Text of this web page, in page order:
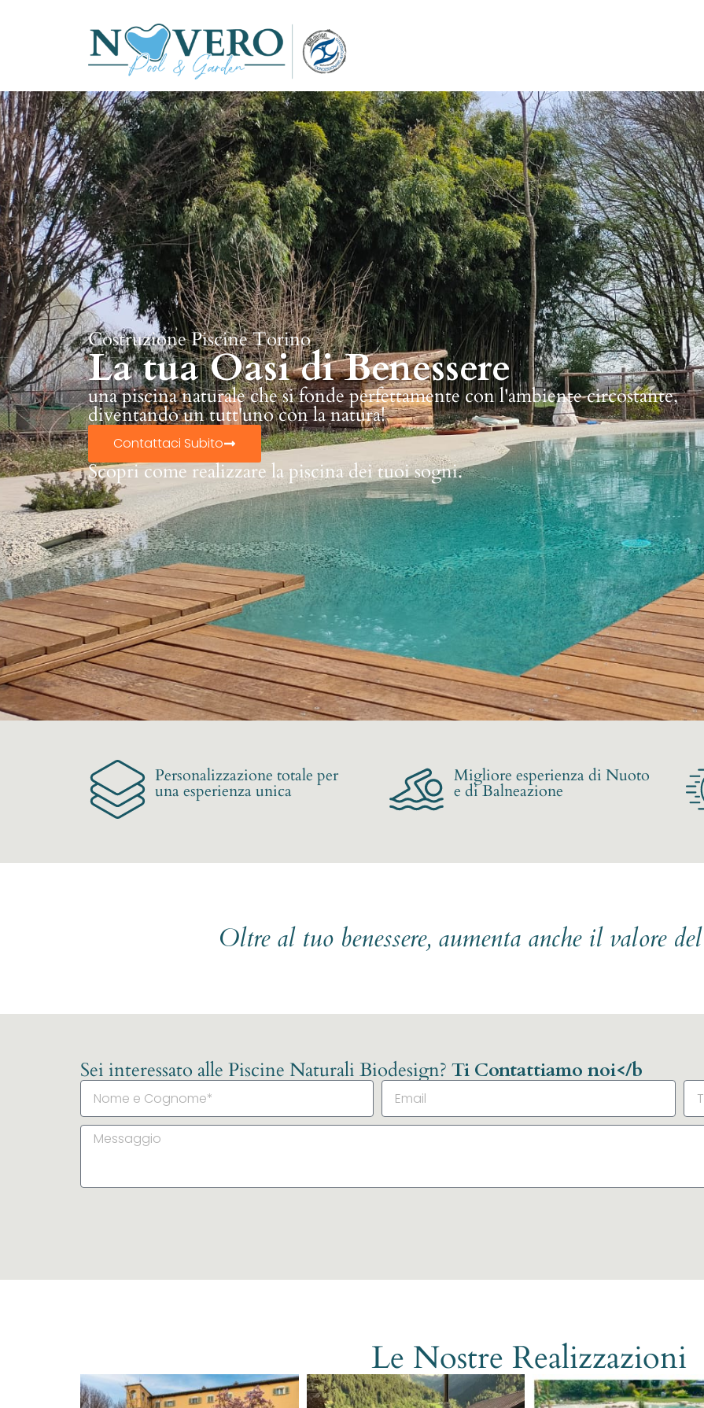
Costruzione Piscine Torino
La tua Oasi di Benessere
una piscina naturale che si fonde perfettamente con l'ambiente circostante,
diventando un tutt'uno con la natura!
Contattaci Subito
Scopri come realizzare la piscina dei tuoi sogni.
Personalizzazione totale per
una esperienza unica
Migliore esperienza di Nuoto
e di Balneazione
Oltre al tuo benessere, aumenta anche il valore
Sei interessato alle Piscine Naturali Biodesign? Ti Contattiamo noi</b
Le Nostre Realizzazioni